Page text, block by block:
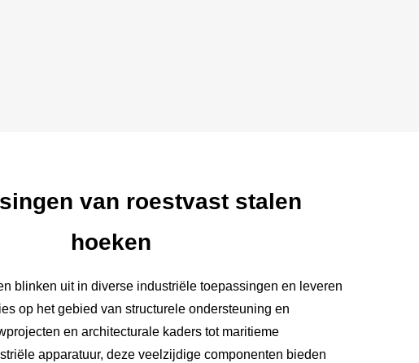
van roestvast stalen
hoeken
blinken uit in diverse industriële toepassingen en leveren
op het gebied van structurele ondersteuning en
en architecturale kaders tot maritieme
apparatuur, deze veelzijdige componenten bieden